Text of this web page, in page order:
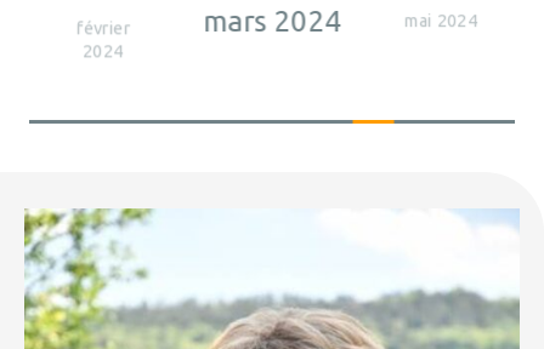
février
2024
mars 2024 mai 2024